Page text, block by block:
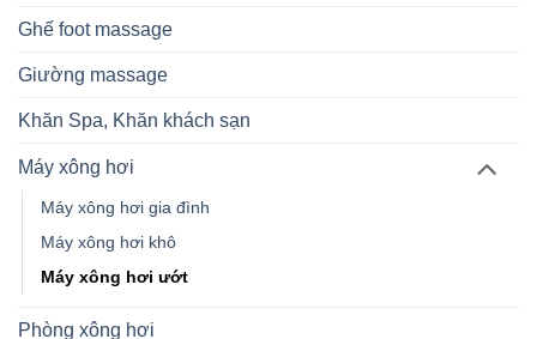
Ghế foot massage
Giường massage
Khăn Spa, Khăn khách sạn
Máy xông hơi
Máy xông hơi gia đình
Máy xông hơi khô
Máy xông hơi ướt
Phòng xông hơi